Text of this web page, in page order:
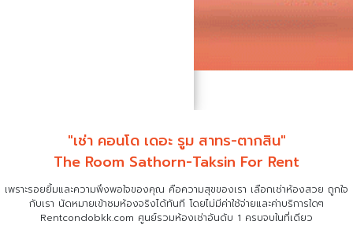
"เช่า คอนโด เดอะ รูม สาทร-ตากสิน"
The Room Sathorn-Taksin For Rent
เพราะรอยยิ้มและความพึงพอใจของคุณ คือความสุขของเรา เลือกเช่าห้องสวย ถูกใจ
กับเรา นัดหมายเข้าชมห้องจริงได้ทันที โดยไม่มีค่าใช้จ่ายและค่าบริการใดๆ
Rentcondobkk.com ศูนย์รวมห้องเช่าอันดับ 1 ครบจบในที่เดียว